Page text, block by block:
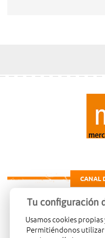
CANAL
Carretera de Madrid
Tu configuración
Usamos cookies
Permitiéndonos utilizar